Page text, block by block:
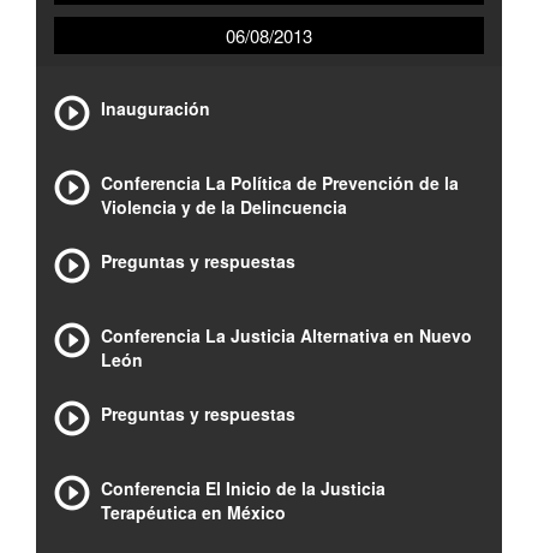
06/08/2013
Inauguración
Conferencia La Política de Prevención de la
Violencia y de la Delincuencia
Preguntas y respuestas
Conferencia La Justicia Alternativa en Nuevo
León
Preguntas y respuestas
Conferencia El Inicio de la Justicia
Terapéutica en México